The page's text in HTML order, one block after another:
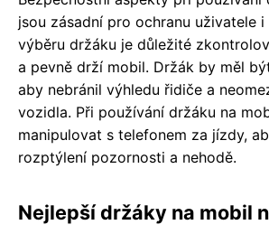
jsou zásadní pro ochranu uživatele i
výběru držáku je důležité
a pevně drží mobil. Držák by měl
aby nebránil výhledu řidiče a
vozidla. Při používání držáku na
manipulovat s telefonem za jízdy,
rozptýlení pozornosti a nehodě.
Nejlepší držáky na mobil